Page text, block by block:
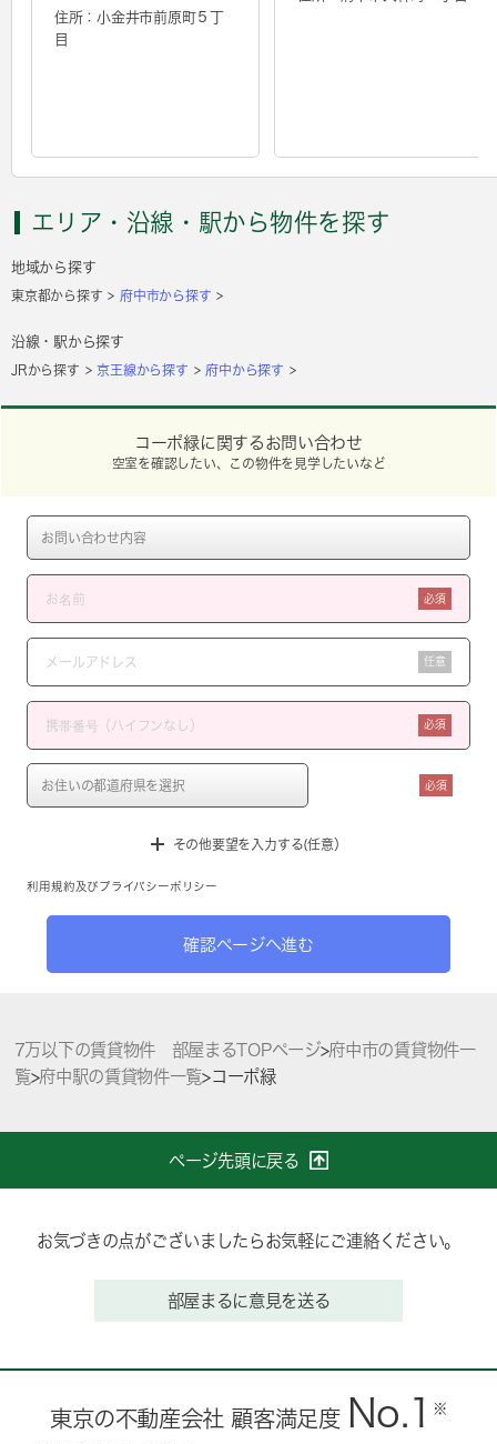
住所：小金井市前原町５丁
目
エリア・沿線・駅から物件を探す
地域から探す
東京都から探す 府中市から探す
沿線・駅から探す
JRから探す 京王線から探す 府中から探す
コーポ緑に関するお問い合わせ
空室を確認したい、この物件を見学したいなど
必須
任意
必須
必須
その他要望を入力する(任意）
利用規約 及び プライバシーポリシー
確認ページへ進む
7万以下の賃貸物件 部屋まるTOPページ>府中市の賃貸物件一
覧>府中駅の賃貸物件一覧>コーポ緑
ページ先頭に戻る
お気づきの点がございましたらお気軽にご連絡ください。
部屋まるに意見を送る
東京の不動産会社 顧客満足度 No.1 ※